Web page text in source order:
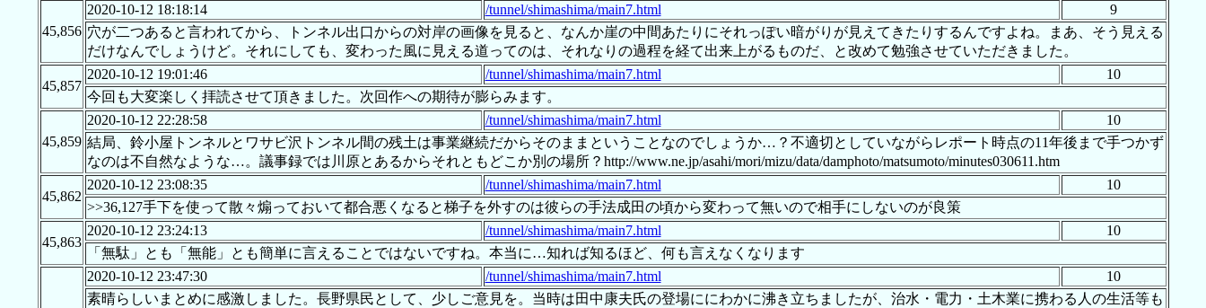
45,856
2020-10-12 18:18:14 /tunnel/shimashima/main7.html
9
穴が二つあると言われてから、トンネル出口からの対岸の画像を見ると、なんか崖の中間あたりにそれっぽい暗がりが見えてきたりするんですよね。まあ、そう見える
だけなんでしょうけど。それにしても、変わった風に見える道ってのは、それなりの過程を経て出来上がるものだ、と改めて勉強させていただきました。
45,857
2020-10-12 19:01:46 /tunnel/shimashima/main7.html
10
今回も大変楽しく拝読させて頂きました。次回作への期待が膨らみます。
45,859
2020-10-12 22:28:58 /tunnel/shimashima/main7.html
10
結局、鈴小屋トンネルとワサビ沢トンネル間の残土は事業継続だからそのままということなのでしょうか…？不適切としていながらレポート時点の11年後まで手つかず
なのは不自然なような…。議事録では川原とあるからそれともどこか別の場所？http://www.ne.jp/asahi/mori/mizu/data/damphoto/matsumoto/minutes030611.htm
45,862
2020-10-12 23:08:35 /tunnel/shimashima/main7.html
10
>>36,127手下を使って散々煽っておいて都合悪くなると梯子を外すのは彼らの手法成田の頃から変わって無いので相手にしないのが良策
45,863
2020-10-12 23:24:13 /tunnel/shimashima/main7.html
10
「無駄」とも「無能」とも簡単に言えることではないですね。本当に…知れば知るほど、何も言えなくなります
2020-10-12 23:47:30 /tunnel/shimashima/main7.html
10
素晴らしいまとめに感激しました。長野県民として、少しご意見を。当時は田中康夫氏の登場ににわかに沸き立ちましたが、治水・電力・土木業に携わる人の生活等も